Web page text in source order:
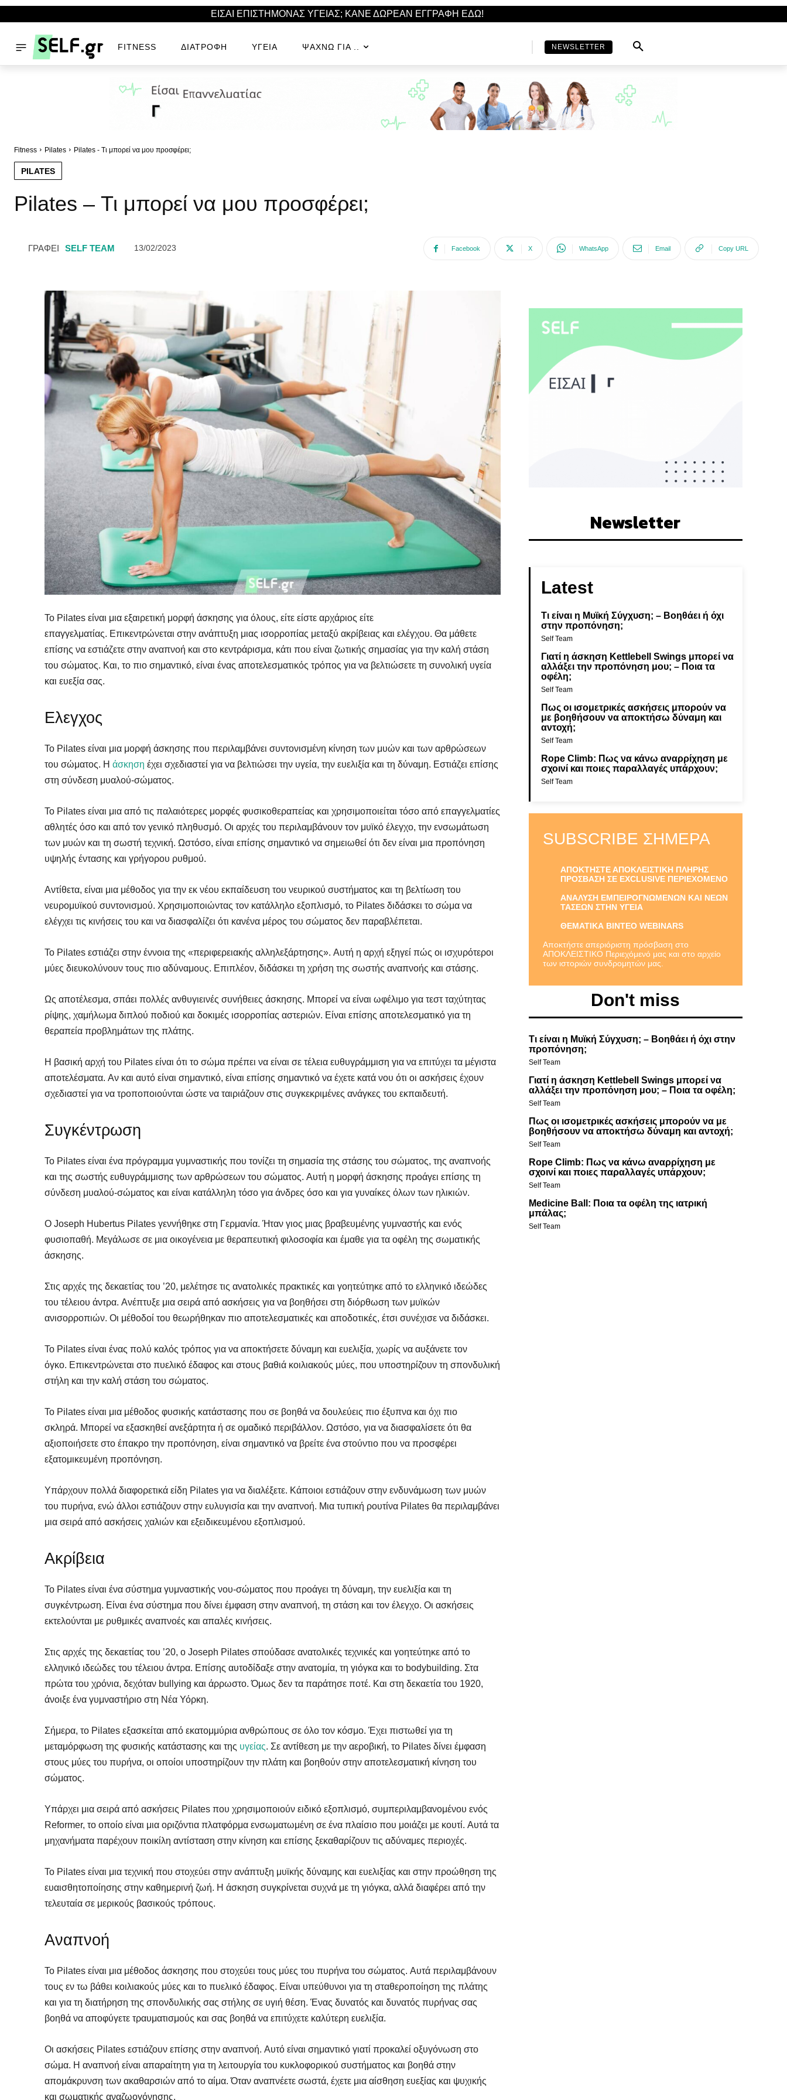
SELF FINDER
Γιατρό & Φυσικοθεραπευτή
SELF FINDER
Γιατρό & Φυσικοθεραπευτή
ΕΙΣΑΙ ΕΠΙΣΤΗΜΟΝΑΣ ΥΓΕΙΑΣ; ΚΑΝΕ ΔΩΡΕΑΝ ΕΓΓΡΑΦΗ ΕΔΩ!
FITNESS ΔΙΑΤΡΟΦΉ ΥΓΕΊΑ ΨΆΧΝΩ ΓΙΑ .. NEWSLETTER
Fitness Pilates Pilates - Τι μπορεί να μου προσφέρει;
PILATES
Pilates – Τι μπορεί να μου προσφέρει;
ΓΡΑΦΕΙ SELF TEAM 13/02/2023 Facebook X WhatsApp Email Copy URL
Το Pilates είναι μια εξαιρετική μορφή άσκησης για όλους, είτε είστε αρχάριος είτε
επαγγελματίας. Επικεντρώνεται στην ανάπτυξη μιας ισορροπίας μεταξύ ακρίβειας και ελέγχου. Θα μάθετε
επίσης να εστιάζετε στην αναπνοή και στο κεντράρισμα, κάτι που είναι ζωτικής σημασίας για την καλή στάση
του σώματος. Και, το πιο σημαντικό, είναι ένας αποτελεσματικός τρόπος για να βελτιώσετε τη συνολική υγεία
και ευεξία σας.
Ελεγχος
Το Pilates είναι μια μορφή άσκησης που περιλαμβάνει συντονισμένη κίνηση των μυών και των αρθρώσεων
του σώματος. Η άσκηση έχει σχεδιαστεί για να βελτιώσει την υγεία, την ευελιξία και τη δύναμη. Εστιάζει επίσης
στη σύνδεση μυαλού-σώματος.
Το Pilates είναι μια από τις παλαιότερες μορφές φυσικοθεραπείας και χρησιμοποιείται τόσο από επαγγελματίες
αθλητές όσο και από τον γενικό πληθυσμό. Οι αρχές του περιλαμβάνουν τον μυϊκό έλεγχο, την ενσωμάτωση
των μυών και τη σωστή τεχνική. Ωστόσο, είναι επίσης σημαντικό να σημειωθεί ότι δεν είναι μια προπόνηση
υψηλής έντασης και γρήγορου ρυθμού.
Αντίθετα, είναι μια μέθοδος για την εκ νέου εκπαίδευση του νευρικού συστήματος και τη βελτίωση του
νευρομυϊκού συντονισμού. Χρησιμοποιώντας τον κατάλληλο εξοπλισμό, το Pilates διδάσκει το σώμα να
ελέγχει τις κινήσεις του και να διασφαλίζει ότι κανένα μέρος του σώματος δεν παραβλέπεται.
Το Pilates εστιάζει στην έννοια της «περιφερειακής αλληλεξάρτησης». Αυτή η αρχή εξηγεί πώς οι ισχυρότεροι
μύες διευκολύνουν τους πιο αδύναμους. Επιπλέον, διδάσκει τη χρήση της σωστής αναπνοής και στάσης.
Ως αποτέλεσμα, σπάει πολλές ανθυγιεινές συνήθειες άσκησης. Μπορεί να είναι ωφέλιμο για τεστ ταχύτητας
ρίψης, χαμήλωμα διπλού ποδιού και δοκιμές ισορροπίας αστεριών. Είναι επίσης αποτελεσματικό για τη
θεραπεία προβλημάτων της πλάτης.
Η βασική αρχή του Pilates είναι ότι το σώμα πρέπει να είναι σε τέλεια ευθυγράμμιση για να επιτύχει τα μέγιστα
αποτελέσματα. Αν και αυτό είναι σημαντικό, είναι επίσης σημαντικό να έχετε κατά νου ότι οι ασκήσεις έχουν
σχεδιαστεί για να τροποποιούνται ώστε να ταιριάζουν στις συγκεκριμένες ανάγκες του εκπαιδευτή.
Συγκέντρωση
Το Pilates είναι ένα πρόγραμμα γυμναστικής που τονίζει τη σημασία της στάσης του σώματος, της αναπνοής
και της σωστής ευθυγράμμισης των αρθρώσεων του σώματος. Αυτή η μορφή άσκησης προάγει επίσης τη
σύνδεση μυαλού-σώματος και είναι κατάλληλη τόσο για άνδρες όσο και για γυναίκες όλων των ηλικιών.
Ο Joseph Hubertus Pilates γεννήθηκε στη Γερμανία. Ήταν γιος μιας βραβευμένης γυμναστής και ενός
φυσιοπαθή. Μεγάλωσε σε μια οικογένεια με θεραπευτική φιλοσοφία και έμαθε για τα οφέλη της σωματικής
άσκησης.
Στις αρχές της δεκαετίας του ’20, μελέτησε τις ανατολικές πρακτικές και γοητεύτηκε από το ελληνικό ιδεώδες
του τέλειου άντρα. Ανέπτυξε μια σειρά από ασκήσεις για να βοηθήσει στη διόρθωση των μυϊκών
ανισορροπιών. Οι μέθοδοί του θεωρήθηκαν πιο αποτελεσματικές και αποδοτικές, έτσι συνέχισε να διδάσκει.
Το Pilates είναι ένας πολύ καλός τρόπος για να αποκτήσετε δύναμη και ευελιξία, χωρίς να αυξάνετε τον
όγκο. Επικεντρώνεται στο πυελικό έδαφος και στους βαθιά κοιλιακούς μύες, που υποστηρίζουν τη σπονδυλική
στήλη και την καλή στάση του σώματος.
Το Pilates είναι μια μέθοδος φυσικής κατάστασης που σε βοηθά να δουλεύεις πιο έξυπνα και όχι πιο
σκληρά. Μπορεί να εξασκηθεί ανεξάρτητα ή σε ομαδικό περιβάλλον. Ωστόσο, για να διασφαλίσετε ότι θα
αξιοποιήσετε στο έπακρο την προπόνηση, είναι σημαντικό να βρείτε ένα στούντιο που να προσφέρει
εξατομικευμένη προπόνηση.
Υπάρχουν πολλά διαφορετικά είδη Pilates για να διαλέξετε. Κάποιοι εστιάζουν στην ενδυνάμωση των μυών
του πυρήνα, ενώ άλλοι εστιάζουν στην ευλυγισία και την αναπνοή. Μια τυπική ρουτίνα Pilates θα περιλαμβάνει
μια σειρά από ασκήσεις χαλιών και εξειδικευμένου εξοπλισμού.
Ακρίβεια
Το Pilates είναι ένα σύστημα γυμναστικής νου-σώματος που προάγει τη δύναμη, την ευελιξία και τη
συγκέντρωση. Είναι ένα σύστημα που δίνει έμφαση στην αναπνοή, τη στάση και τον έλεγχο. Οι ασκήσεις
εκτελούνται με ρυθμικές αναπνοές και απαλές κινήσεις.
Στις αρχές της δεκαετίας του ’20, ο Joseph Pilates σπούδασε ανατολικές τεχνικές και γοητεύτηκε από το
ελληνικό ιδεώδες του τέλειου άντρα. Επίσης αυτοδίδαξε στην ανατομία, τη γιόγκα και το bodybuilding. Στα
πρώτα του χρόνια, δεχόταν bullying και άρρωστο. Όμως δεν τα παράτησε ποτέ. Και στη δεκαετία του 1920,
άνοιξε ένα γυμναστήριο στη Νέα Υόρκη.
Σήμερα, το Pilates εξασκείται από εκατομμύρια ανθρώπους σε όλο τον κόσμο. Έχει πιστωθεί για τη
μεταμόρφωση της φυσικής κατάστασης και της υγείας. Σε αντίθεση με την αεροβική, το Pilates δίνει έμφαση
στους μύες του πυρήνα, οι οποίοι υποστηρίζουν την πλάτη και βοηθούν στην αποτελεσματική κίνηση του
σώματος.
Υπάρχει μια σειρά από ασκήσεις Pilates που χρησιμοποιούν ειδικό εξοπλισμό, συμπεριλαμβανομένου ενός
Reformer, το οποίο είναι μια οριζόντια πλατφόρμα ενσωματωμένη σε ένα πλαίσιο που μοιάζει με κουτί. Αυτά τα
μηχανήματα παρέχουν ποικίλη αντίσταση στην κίνηση και επίσης ξεκαθαρίζουν τις αδύναμες περιοχές.
Το Pilates είναι μια τεχνική που στοχεύει στην ανάπτυξη μυϊκής δύναμης και ευελιξίας και στην προώθηση της
ευαισθητοποίησης στην καθημερινή ζωή. Η άσκηση συγκρίνεται συχνά με τη γιόγκα, αλλά διαφέρει από την
τελευταία σε μερικούς βασικούς τρόπους.
Αναπνοή
Το Pilates είναι μια μέθοδος άσκησης που στοχεύει τους μύες του πυρήνα του σώματος. Αυτά περιλαμβάνουν
τους εν τω βάθει κοιλιακούς μύες και το πυελικό έδαφος. Είναι υπεύθυνοι για τη σταθεροποίηση της πλάτης
και για τη διατήρηση της σπονδυλικής σας στήλης σε υγιή θέση. Ένας δυνατός και δυνατός πυρήνας σας
βοηθά να αποφύγετε τραυματισμούς και σας βοηθά να επιτύχετε καλύτερη ευελιξία.
Οι ασκήσεις Pilates εστιάζουν επίσης στην αναπνοή. Αυτό είναι σημαντικό γιατί προκαλεί οξυγόνωση στο
σώμα. Η αναπνοή είναι απαραίτητη για τη λειτουργία του κυκλοφορικού συστήματος και βοηθά στην
απομάκρυνση των ακαθαρσιών από το αίμα. Όταν αναπνέετε σωστά, έχετε μια αίσθηση ευεξίας και ψυχικής
και σωματικής αναζωογόνησης.
Newsletter
Latest
Τι είναι η Μυϊκή Σύγχυση; – Βοηθάει ή όχι
στην προπόνηση;
Self Team
Γιατί η άσκηση Kettlebell Swings μπορεί να
αλλάξει την προπόνηση μου; – Ποια τα
οφέλη;
Self Team
Πως οι ισομετρικές ασκήσεις μπορούν να
με βοηθήσουν να αποκτήσω δύναμη και
αντοχή;
Self Team
Rope Climb: Πως να κάνω αναρρίχηση με
σχοινί και ποιες παραλλαγές υπάρχουν;
Self Team
SUBSCRIBE ΣΉΜΕΡΑ
ΑΠΟΚΤΗΣΤΕ ΑΠΟΚΛΕΙΣΤΙΚΗ ΠΛΗΡΗΣ
ΠΡΟΣΒΑΣΗ ΣΕ EXCLUSIVE ΠΕΡΙΕΧΟΜΕΝΟ
ΑΝΑΛΥΣΗ ΕΜΠΕΙΡΟΓΝΩΜΕΝΩΝ ΚΑΙ ΝΕΩΝ
ΤΑΣΕΩΝ ΣΤΗΝ ΥΓΕΙΑ
ΘΕΜΑΤΙΚΑ ΒΙΝΤΕΟ WEBINARS
Αποκτήστε απεριόριστη πρόσβαση στο
ΑΠΟΚΛΕΙΣΤΙΚΟ Περιεχόμενό μας και στο αρχείο
των ιστοριών συνδρομητών μας.
Don't miss
Τι είναι η Μυϊκή Σύγχυση; – Βοηθάει ή όχι στην
προπόνηση;
Self Team
Γιατί η άσκηση Kettlebell Swings μπορεί να
αλλάξει την προπόνηση μου; – Ποια τα οφέλη;
Self Team
Πως οι ισομετρικές ασκήσεις μπορούν να με
βοηθήσουν να αποκτήσω δύναμη και αντοχή;
Self Team
Rope Climb: Πως να κάνω αναρρίχηση με
σχοινί και ποιες παραλλαγές υπάρχουν;
Self Team
Medicine Ball: Ποια τα οφέλη της ιατρική
μπάλας;
Self Team